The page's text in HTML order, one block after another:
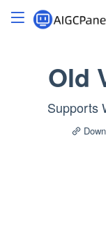
Old
Supports